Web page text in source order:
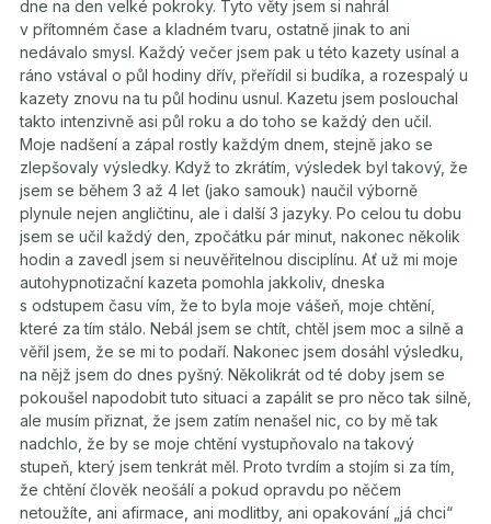
dne na den velké pokroky. Tyto věty jsem si nahrál
v přítomném čase a kladném tvaru, ostatně jinak to ani
nedávalo smysl. Každý večer jsem pak u této kazety usínal a
ráno vstával o půl hodiny dřív, přeřídil si budíka, a rozespalý u
kazety znovu na tu půl hodinu usnul. Kazetu jsem poslouchal
takto intenzivně asi půl roku a do toho se každý den učil.
Moje nadšení a zápal rostly každým dnem, stejně jako se
zlepšovaly výsledky. Když to zkrátím, výsledek byl takový, že
jsem se během 3 až 4 let (jako samouk) naučil výborně
plynule nejen angličtinu, ale i další 3 jazyky. Po celou tu dobu
jsem se učil každý den, zpočátku pár minut, nakonec několik
hodin a zavedl jsem si neuvěřitelnou disciplínu. Ať už mi moje
autohypnotizační kazeta pomohla jakkoliv, dneska
s odstupem času vím, že to byla moje vášeň, moje chtění,
které za tím stálo. Nebál jsem se chtít, chtěl jsem moc a silně a
věřil jsem, že se mi to podaří. Nakonec jsem dosáhl výsledku,
na nějž jsem do dnes pyšný. Několikrát od té doby jsem se
pokoušel napodobit tuto situaci a zapálit se pro něco tak silně,
ale musím přiznat, že jsem zatím nenašel nic, co by mě tak
nadchlo, že by se moje chtění vystupňovalo na takový
stupeň, který jsem tenkrát měl. Proto tvrdím a stojím si za tím,
že chtění člověk neošálí a pokud opravdu po něčem
netoužíte, ani afirmace, ani modlitby, ani opakování „já chci“